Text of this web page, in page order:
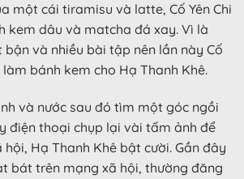
một cái tiramisu và latte, Cố Yên Chi
kem dâu và matcha đá xay. Vì là
bận và nhiều bài tập nên lần này Cố
làm bánh kem cho Hạ Thanh Khê.
và nước sau đó tìm một góc ngồi
điện thoại chụp lại vài tấm ảnh để
Hạ Thanh Khê bật cười. Gần đây
bát trên mạng xã hội, thường đăng